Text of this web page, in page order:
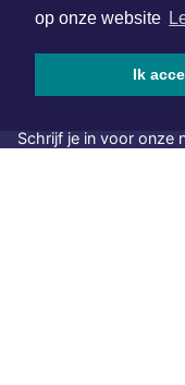
op onze website
Ik
SOCIAL MEDIA
NIEUWSBRIEF
Schrijf je in voor onze